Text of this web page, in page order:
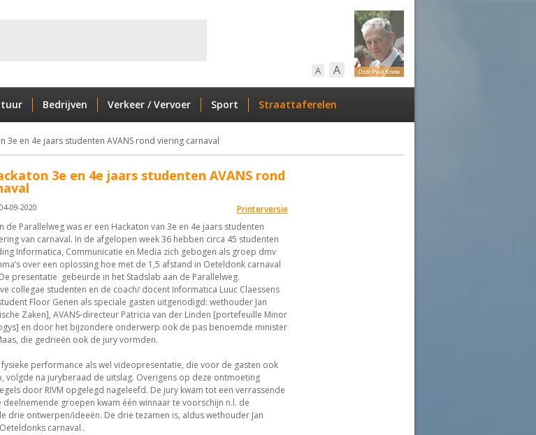
A A
Bedrijven Verkeer / Vervoer Sport Straattaferelen
3e en 4e jaars studenten AVANS rond viering carnaval
3e en 4e jaars studenten AVANS rond
Printerversie
09-2020
de Parallelweg was er een Hackaton van 3e en 4e jaars studenten
van carnaval. In de afgelopen week 36 hebben circa 45 studenten
Informatica, Communicatie en Media zich gebogen als groep dmv
over een oplossing hoe met de 1,5 afstand in Oeteldonk carnaval
presentatie gebeurde in het Stadslab aan de Parallelweg.
collegae studenten en de coach/ docent Informatica Luuc Claessens
Floor Genen als speciale gasten uitgenodigd: wethouder Jan
Zaken], AVANS-directeur Patricia van der Linden [portefeuille Minor
en door het bijzondere onderwerp ook de pas benoemde minister
die gedrieën ook de jury vormden.
performance als wel videopresentatie, die voor de gasten ook
volgde na juryberaad de uitslag. Overigens op deze ontmoeting
door RIVM opgelegd nageleefd. De jury kwam tot een verrassende
deelnemende groepen kwam één winnaar te voorschijn n.l. de
drie ontwerpen/ideeën. De drie tezamen is, aldus wethouder Jan
carnaval..